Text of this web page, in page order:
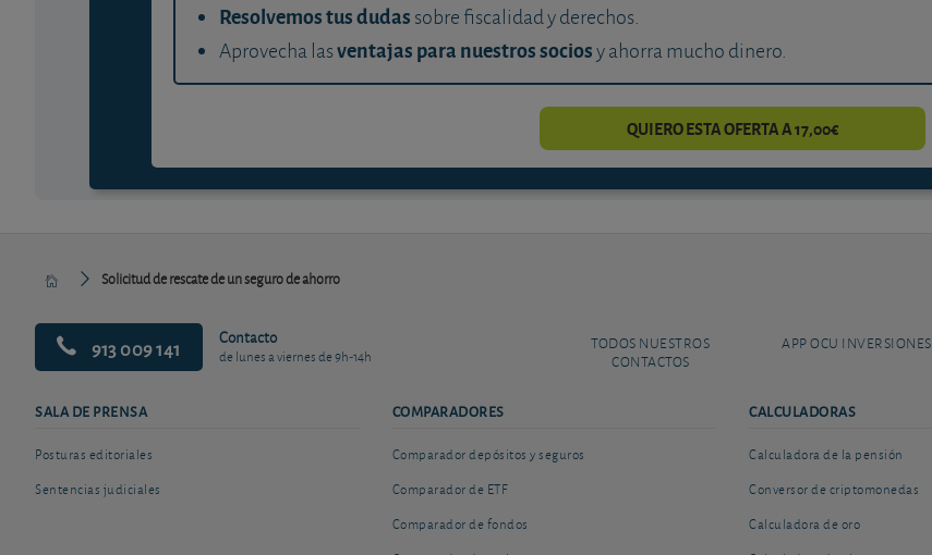
Resolvemos tus dudas sobre fiscalidad y derechos.
Aprovecha lasventajas para nuestros sociosy ahorra mucho dinero.
QUIERO ESTA OFERTA A 17,00€
Solicitud de rescate de un seguro de ahorro
913 009 141 Contacto
de lunes a viernes de 9h-14h
TODOS NUESTROS
CONTACTOS
APP OCU INVERSIONES
SALA DE PRENSA
Posturas editoriales
Sentencias judiciales
COMPARADORES
Comparador depósitos y seguros
Comparador de ETF
Comparador de fondos
CALCULADORAS
Calculadora de la pensión
Conversor de criptomonedas
Calculadora de oro